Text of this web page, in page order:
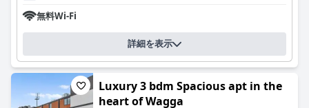
無料Wi-Fi
詳細を表示
Luxury 3 bdm Spacious apt in the
heart of Wagga